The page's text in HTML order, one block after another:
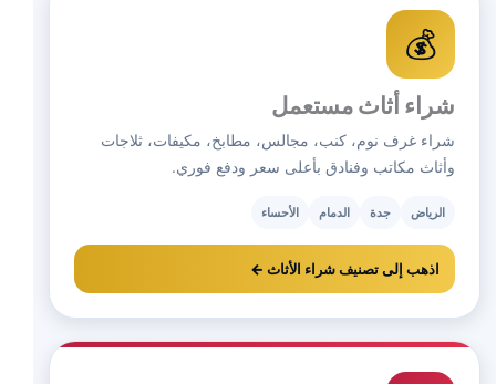
💰
شراء أثاث مستعمل
شراء غرف نوم، كنب، مجالس، مطابخ، مكيفات، ثلاجات
وأثاث مكاتب وفنادق بأعلى سعر ودفع فوري.
الرياض جدة الدمام الأحساء
اذهب إلى تصنيف شراء الأثاث ←